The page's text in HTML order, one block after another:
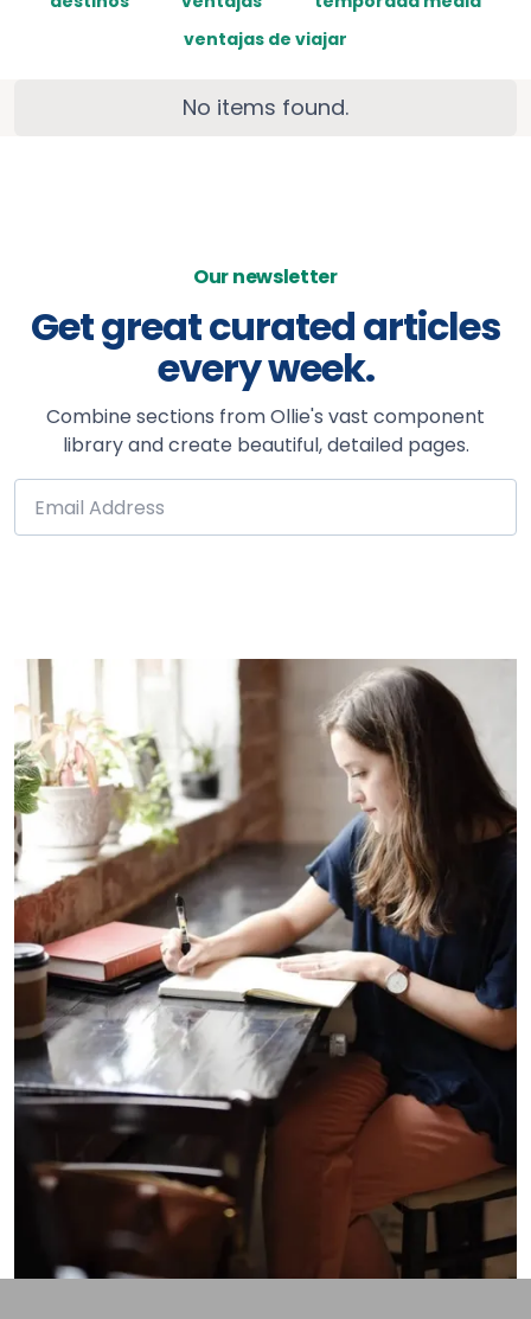
ventajas de viajar
No items found.
Our newsletter
Get great curated articles
every week.
Combine sections from Ollie's vast component
library and create beautiful, detailed pages.